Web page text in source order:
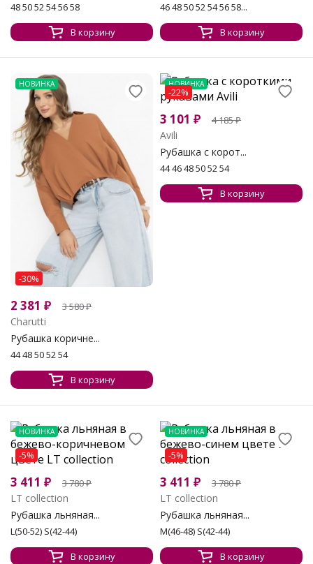
48 50 52 54 56 58
В корзину
46 48 50 52 54 56 58...
В корзину
НОВИНКА
-30%
2 381 ₽ 3 580₽
Charutti
Рубашка коричне...
44 48 50 52 54
В корзину
НОВИНКА
-22%
3 101 ₽ 4 185₽
Avili
Рубашка с корот...
44 46 48 50 52 54
В корзину
НОВИНКА
-5%
3 411 ₽ 3 780₽
LT collection
Рубашка льняная...
L(50-52) S(42-44)
В корзину
НОВИНКА
-5%
3 411 ₽ 3 780₽
LT collection
Рубашка льняная...
M(46-48) S(42-44)
В корзину